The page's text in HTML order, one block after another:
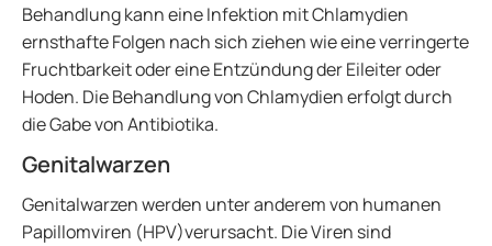
Behandlung kann eine Infektion mit Chlamydien
ernsthafte Folgen nach sich ziehen wie eine verringerte
Fruchtbarkeit oder eine Entzündung der Eileiter oder
Hoden. Die Behandlung von Chlamydien erfolgt durch
die Gabe von Antibiotika.
Genitalwarzen
Genitalwarzen werden unter anderem von humanen
Papillomviren (HPV)verursacht. Die Viren sind